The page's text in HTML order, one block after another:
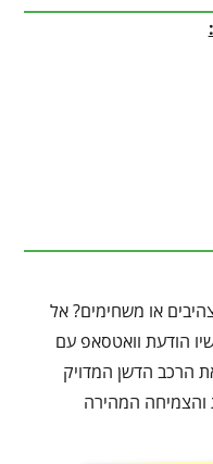
או משחימים? אל
הודעת וואטסאפ עם
הרכב הדשן המדויק
והצמיחה המהירה